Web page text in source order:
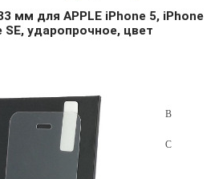
мм для APPLE iPhone 5, iPhone
SE, ударопрочное, цвет